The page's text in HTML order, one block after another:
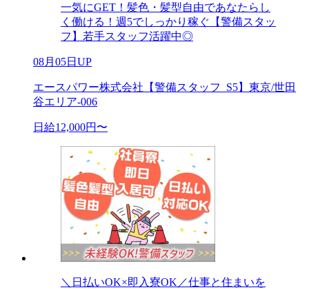
一気にGET！髪色・髪型自由であなたらし
く働ける！週5でしっかり稼ぐ【警備スタッ
フ】若手スタッフ活躍中◎
08月05日UP
エースパワー株式会社【警備スタッフ_S5】東京/世田
谷エリア-006
日給12,000円〜
＼日払いOK×即入寮OK／仕事と住まいを